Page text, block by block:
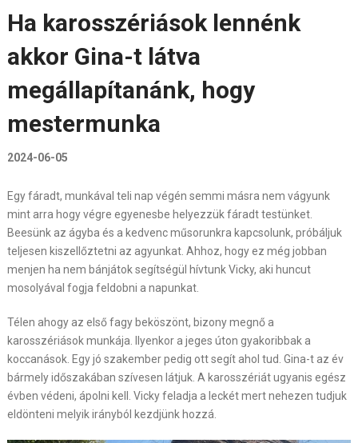
Ha karosszériások lennénk
akkor Gina-t látva
megállapítanánk, hogy
mestermunka
2024-06-05
Egy fáradt, munkával teli nap végén semmi másra nem vágyunk
mint arra hogy végre egyenesbe helyezzük fáradt testünket.
Beesünk az ágyba és a kedvenc műsorunkra kapcsolunk, próbáljuk
teljesen kiszellőztetni az agyunkat. Ahhoz, hogy ez még jobban
menjen ha nem bánjátok segítségül hívtunk Vicky, aki huncut
mosolyával fogja feldobni a napunkat.
Télen ahogy az első fagy beköszönt, bizony megnő a
karosszériások munkája. Ilyenkor a jeges úton gyakoribbak a
koccanások. Egy jó szakember pedig ott segít ahol tud. Gina-t az év
bármely időszakában szívesen látjuk. A karosszériát ugyanis egész
évben védeni, ápolni kell. Vicky feladja a leckét mert nehezen tudjuk
eldönteni melyik irányból kezdjünk hozzá.